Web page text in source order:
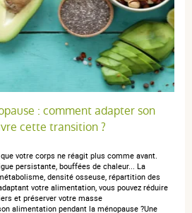
: comment adapter son
cette transition ?
votre corps ne réagit plus comme avant.
persistante, bouffées de chaleur... La
densité osseuse, répartition des
votre alimentation, vous pouvez réduire
et préserver votre masse
alimentation pendant la ménopause ?Une